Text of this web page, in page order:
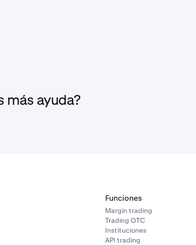
más ayuda?
Funciones
Margin trading
Trading OTC
Instituciones
API trading